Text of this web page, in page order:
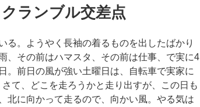
ランブル交差点
る。ようやく長袖の着るものを出したばかり
、その前はハマスタ、その前は仕事、で実に4
。前日の風が強い土曜日は、自転車で実家に
て、どこを走ろうかと走り出すが、この日も
北に向かって走るので、向かい風。やる気は